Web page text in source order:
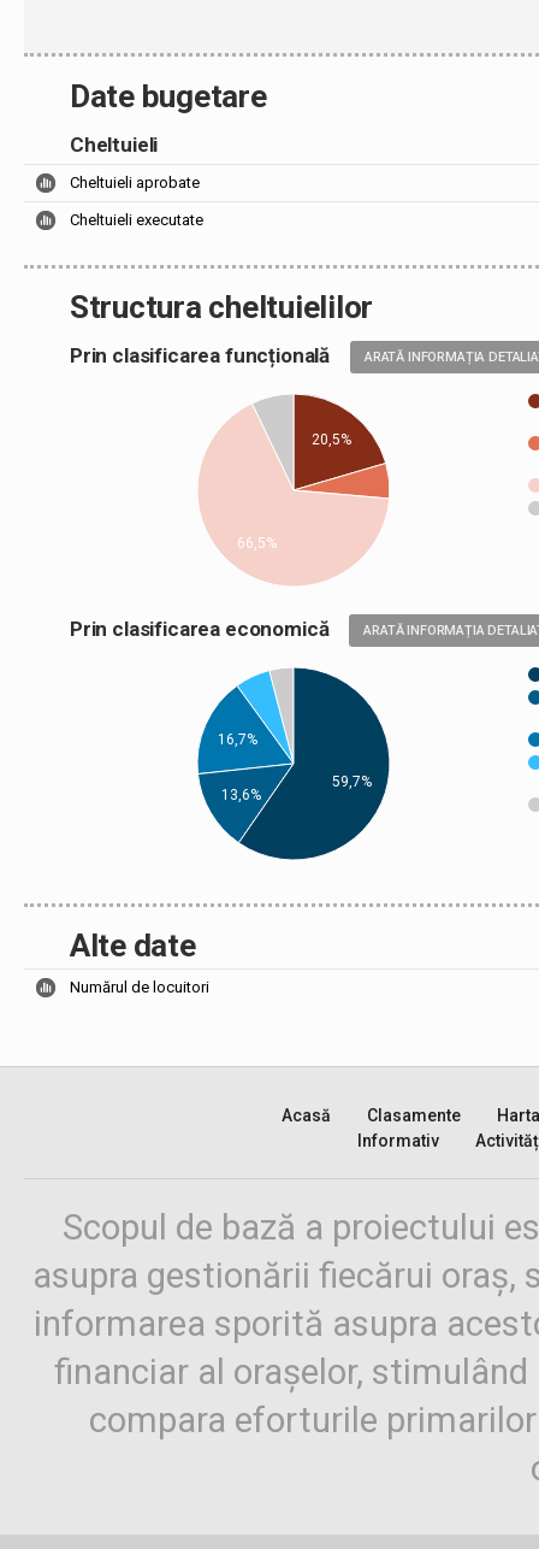
Date bugetare
Cheltuieli
Cheltuieli aprobate
Cheltuieli executate
Structura cheltuielilor
Prin clasificarea funcțională ARATĂ INFORMAȚIA
20,5%
66,5%
Prin clasificarea economică ARATĂ INFORMAȚIA
16,7%
13,6%
59,7%
Alte date
Numărul de locuitori
Acasă Clasamente
Harta
Informativ
Scopul de bază a proiectului
asupra gestionării fiecărui oraș,
informarea sporită asupra
financiar al orașelor,
compara eforturile